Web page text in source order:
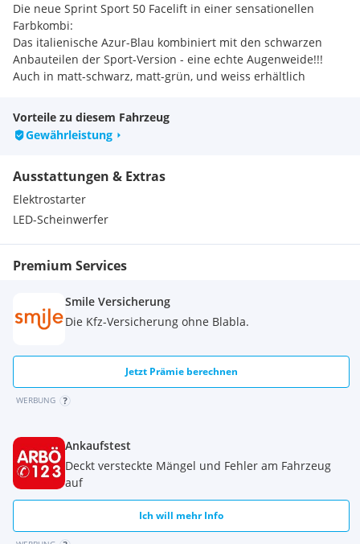
Die neue Sprint Sport 50 Facelift in einer sensationellen
Farbkombi:
Das italienische Azur-Blau kombiniert mit den schwarzen
Anbauteilen der Sport-Version - eine echte Augenweide!!!
Auch in matt-schwarz, matt-grün, und weiss erhältlich
Vorteile zu diesem Fahrzeug
Gewährleistung
Ausstattungen & Extras
Elektrostarter
LED-Scheinwerfer
Premium Services
Smile Versicherung
Die Kfz-Versicherung ohne Blabla.
Jetzt Prämie berechnen
WERBUNG
Ankaufstest
Deckt versteckte Mängel und Fehler am Fahrzeug
auf
Ich will mehr Info